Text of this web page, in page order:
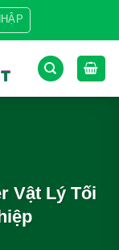
Vật Lý Tối